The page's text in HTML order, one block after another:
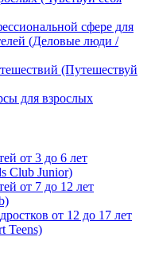
сфере для
(Деловые люди /
(Путешествуй
для взрослых
от 3 до 6 лет
Club Junior)
от 7 до 12 лет
от 12 до 17 лет
Teens)